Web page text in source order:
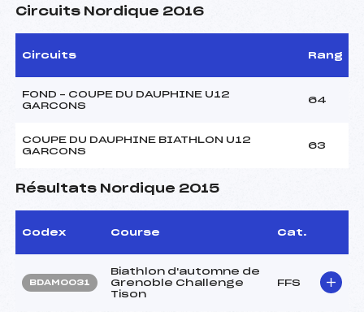
Circuits Nordique 2016
Circuits Rang
FOND – COUPE DU DAUPHINE U12
GARCONS
64
COUPE DU DAUPHINE BIATHLON U12
GARCONS
63
Résultats Nordique 2015
Codex Course Cat.
BDAM0031
Biathlon d'automne de
Grenoble Challenge
Tison
FFS